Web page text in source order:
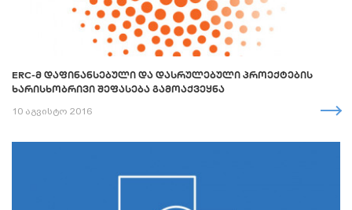
ERC-Მ ᲓᲐᲤᲘᲜᲐᲜᲡᲔᲑᲣᲚᲘ ᲓᲐ ᲓᲐᲡᲠᲣᲚᲔᲑᲣᲚᲘ ᲞᲠᲝᲔᲥᲢᲔᲑᲘᲡ
ᲮᲐᲠᲘᲡᲮᲝᲑᲠᲘᲕᲘ ᲨᲔᲤᲐᲡᲔᲑᲐ ᲒᲐᲛᲝᲐᲥᲕᲔᲧᲜᲐ
10 აგვისტო 2016